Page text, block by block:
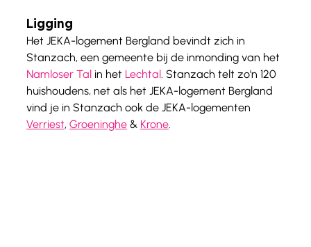
Ligging
Het JEKA-logement Bergland bevindt zich in
Stanzach, een gemeente bij de inmonding van het
Namloser Tal in het Lechtal . Stanzach telt zo'n 120
huishoudens, net als het JEKA-logement Bergland
vind je in Stanzach ook de JEKA-logementen
Verriest, Groeninghe & Krone.